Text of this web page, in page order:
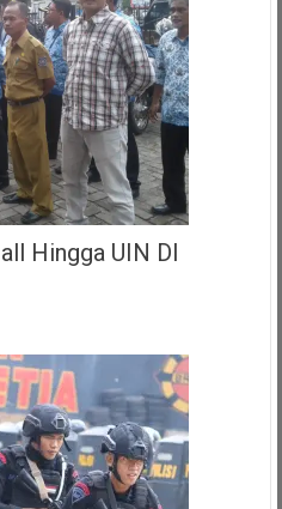
Hingga UIN DI